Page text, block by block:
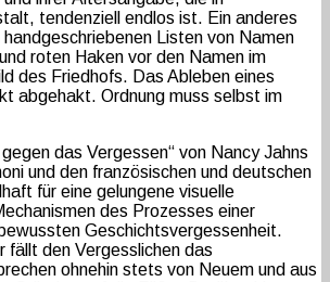
tendenziell endlos ist. Ein anderes
Listen von Namen
roten Haken vor den Namen im
des Friedhofs. Das Ableben eines
abgehakt. Ordnung muss selbst im
das Vergessen“ von Nancy Jahns
und den französischen und deutschen
für eine gelungene visuelle
des Prozesses einer
Geschichtsvergessenheit.
fällt den Vergesslichen das
ohnehin stets von Neuem und aus